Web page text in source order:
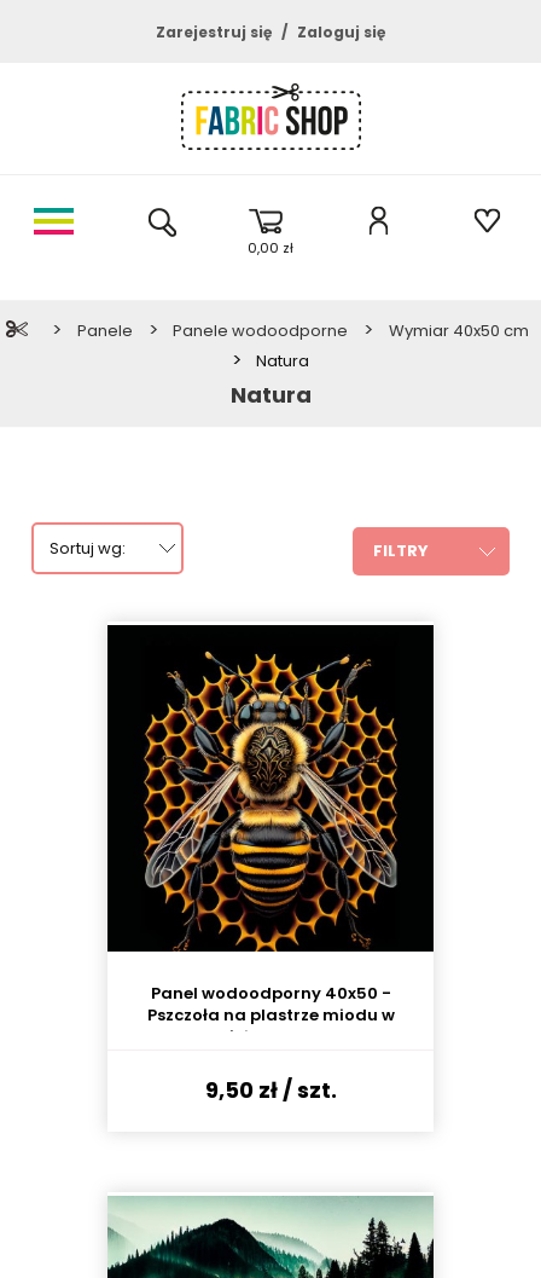
Zarejestruj się Zaloguj się
0,00 zł
> Panele > Panele wodoodporne > Wymiar 40x50 cm
> Natura
Natura
Sortuj wg: FILTRY
Panel wodoodporny 40x50 -
Pszczoła na plastrze miodu w
kształcie heksagonu
9,50 zł/ szt.